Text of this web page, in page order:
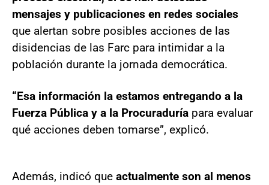
mensajes y publicaciones en redes sociales
que alertan sobre posibles acciones de las
disidencias de las Farc para intimidar a la
población durante la jornada democrática.
“Esa información la estamos entregando a la
Fuerza Pública y a la Procuraduría para evaluar
qué acciones deben tomarse”, explicó.
Además, indicó que actualmente son al menos